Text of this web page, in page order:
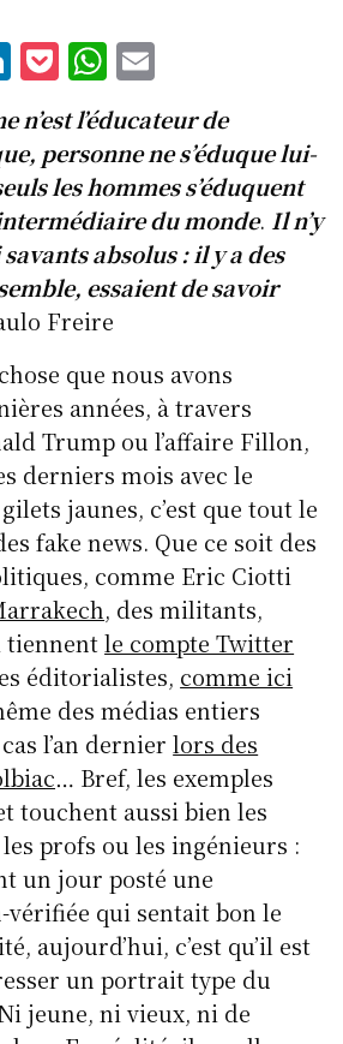
Li
k
e
d
I
n
P
o
c
k
et
W
h
at
s
A
p
p
m
ai
l
n’est l’éducateur de
personne ne s’éduque lui-
les hommes s’éduquent
du monde. Il n’y
absolus : il y a des
essaient de savoir
Freire
que nous avons
années, à travers
Trump ou l’affaire Fillon,
derniers mois avec le
jaunes, c’est que tout le
fake news. Que ce soit des
comme Eric Ciotti
, des militants,
tiennentle compte Twitter
éditorialistes, comme ici
des médias entiers
l’an dernierlors des
… Bref, les exemples
touchent aussi bien les
profs ou les ingénieurs :
un jour posté une
qui sentait bon le
aujourd’hui, c’est qu’il est
un portrait type du
jeune, ni vieux, ni de